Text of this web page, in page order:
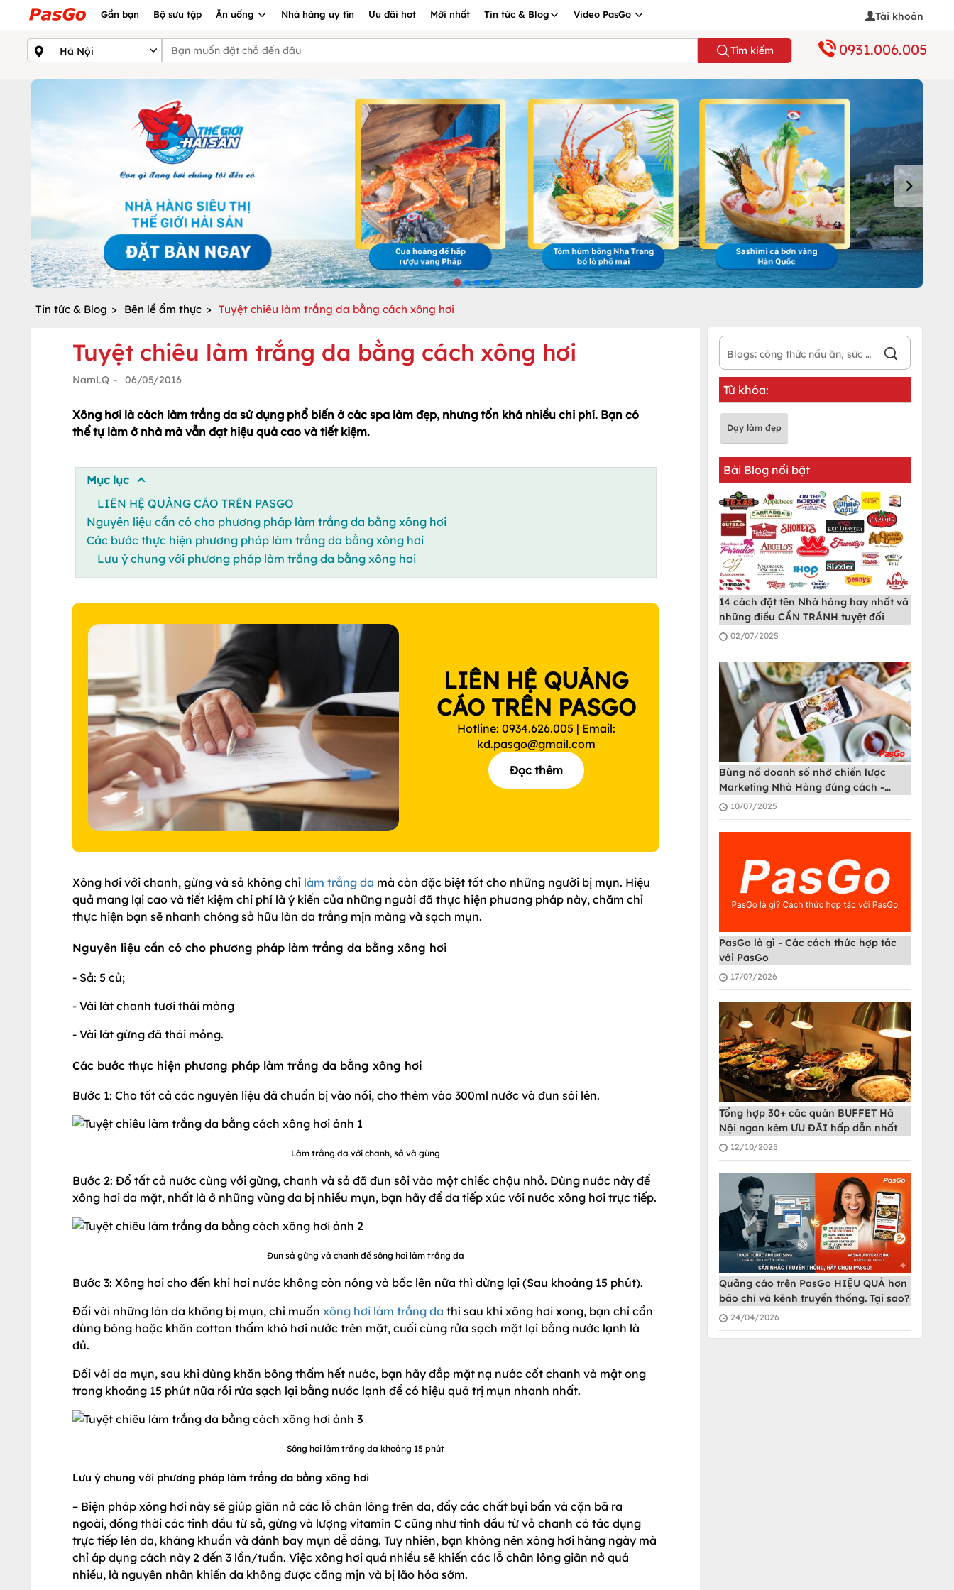
Gần bạn Bộ sưu tập Ăn uống Nhà hàng uy tín Ưu đãi hot Mới nhất Tin tức & Blog Video PasGo Tài khoản
Tìm kiếm 0931.006.005
Tin tức & Blog > Bên lề ẩm thực > Tuyệt chiêu làm trắng da bằng cách xông hơi
Tuyệt chiêu làm trắng da bằng cách xông hơi
NamLQ - 06/05/2016
Xông hơi là cách làm trắng da sử dụng phổ biến ở các spa làm đẹp, nhưng tốn khá nhiều chi phí. Bạn có
thể tự làm ở nhà mà vẫn đạt hiệu quả cao và tiết kiệm.
Mục lục
LIÊN HỆ QUẢNG CÁO TRÊN PASGO
Nguyên liệu cần có cho phương pháp làm trắng da bằng xông hơi
Các bước thực hiện phương pháp làm trắng da bằng xông hơi
Lưu ý chung với phương pháp làm trắng da bằng xông hơi
LIÊN HỆ QUẢNG
CÁO TRÊN PASGO
Hotline: 0934.626.005 | Email:
kd.pasgo@gmail.com
Đọc thêm
Xông hơi với chanh, gừng và sả không chỉ làm trắng da mà còn đặc biệt tốt cho những người bị mụn. Hiệu
quả mang lại cao và tiết kiệm chi phí là ý kiến của những người đã thực hiện phương pháp này, chăm chỉ
thực hiện bạn sẽ nhanh chóng sở hữu làn da trắng mịn màng và sạch mụn.
Nguyên liệu cần có cho phương pháp làm trắng da bằng xông hơi
- Sả: 5 củ;
- Vài lát chanh tươi thái mỏng
- Vài lát gừng đã thái mỏng.
Các bước thực hiện phương pháp làm trắng da bằng xông hơi
Bước 1: Cho tất cả các nguyên liệu đã chuẩn bị vào nồi, cho thêm vào 300ml nước và đun sôi lên.
Làm trắng da với chanh, sả và gừng
Bước 2: Đổ tất cả nước cùng với gừng, chanh và sả đã đun sôi vào một chiếc chậu nhỏ. Dùng nước này để
xông hơi da mặt, nhất là ở những vùng da bị nhiều mụn, bạn hãy để da tiếp xúc với nước xông hơi trực tiếp.
Đun sả gừng và chanh để sông hơi làm trắng da
Bước 3: Xông hơi cho đến khi hơi nước không còn nóng và bốc lên nữa thì dừng lại (Sau khoảng 15 phút).
Đối với những làn da không bị mụn, chỉ muốn xông hơi làm trắng da thì sau khi xông hơi xong, bạn chỉ cần
dùng bông hoặc khăn cotton thấm khô hơi nước trên mặt, cuối cùng rửa sạch mặt lại bằng nước lạnh là
đủ.
Đối với da mụn, sau khi dùng khăn bông thấm hết nước, bạn hãy đắp mặt nạ nước cốt chanh và mật ong
trong khoảng 15 phút nữa rồi rửa sạch lại bằng nước lạnh để có hiệu quả trị mụn nhanh nhất.
Sông hơi làm trắng da khoảng 15 phút
Lưu ý chung với phương pháp làm trắng da bằng xông hơi
– Biện pháp xông hơi này sẽ giúp giãn nở các lỗ chân lông trên da, đẩy các chất bụi bẩn và cặn bã ra
ngoài, đồng thời các tinh dầu từ sả, gừng và lượng vitamin C cũng như tinh dầu từ vỏ chanh có tác dụng
trực tiếp lên da, kháng khuẩn và đánh bay mụn dễ dàng. Tuy nhiên, bạn không nên xông hơi hàng ngày mà
chỉ áp dụng cách này 2 đến 3 lần/tuần. Việc xông hơi quá nhiều sẽ khiến các lỗ chân lông giãn nở quá
nhiều, là nguyên nhân khiến da không được căng mịn và bị lão hóa sớm.
Từ khóa:
Dạy làm đẹp
Bài Blog nổi bật
14 cách đặt tên Nhà hàng hay nhất và
những điều CẦN TRÁNH tuyệt đối
02/07/2025
Bùng nổ doanh số nhờ chiến lược
Marketing Nhà Hàng đúng cách -
PasGo
10/07/2025
PasGo là gì - Các cách thức hợp tác
với PasGo
17/07/2026
Tổng hợp 30+ các quán BUFFET Hà
Nội ngon kèm ƯU ĐÃI hấp dẫn nhất
12/10/2025
Quảng cáo trên PasGo HIỆU QUẢ hơn
báo chí và kênh truyền thống. Tại sao?
24/04/2026